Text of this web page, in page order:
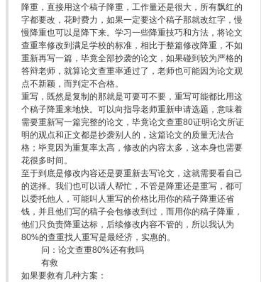
降重，直接用这个稿子降重，工作量还是很大，所有飘红的
字都要改，花时费力，如果一定要这个稿子那就改红字，慢
慢降重也可以是降下来。学习一些降重技巧和方法，将论文
查重率修改到满足学校的标准，相比于整篇修改降重，不如
重新再写一篇，毕竟全部抄袭的论文，如果碰到较为严格的
答辩老师，就算论文查重率通过了，老师也可能因为论文观
点不新颖，而判定不合格。
重写，既然是复制的那就是可要可不要，重写可能都比用这
个稿子降重来地快。可以向指导老师重新申请选题，意味着
需要重新写一篇完整的论文，毕竟论文查重80证明论文所证
明的观点和正文都是抄袭别人的，这篇论文的质量无法合
格；毕竟因为重复率太高，修改的内容太多，这本身也需要
花很多时间。
至于到底是修改内容还是要重新去写论文，这就需要看自己
的选择。我们也可以请人帮忙，不管是降重还是重写，都可
以委托他人，可能叫人重写的价格比用你的稿子降重还省
钱，并且他们写的稿子会包修改到过，而用你的稿子降重，
他们只负责降重达标，后续修改内容不管的，所以我认为
80%的查重找人重写是最经济，实惠的。
问：论文查重80%还有救吗
有救
如果要救有几种方案：